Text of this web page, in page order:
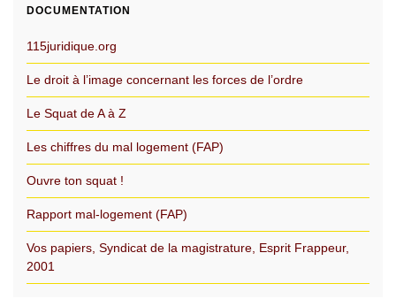
DOCUMENTATION
115juridique.org
Le droit à l’image concernant les forces de l’ordre
Le Squat de A à Z
Les chiffres du mal logement (FAP)
Ouvre ton squat !
Rapport mal-logement (FAP)
Vos papiers, Syndicat de la magistrature, Esprit Frappeur,
2001